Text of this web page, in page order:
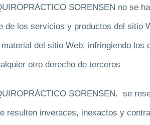
SORENSEN no se
de los servicios y productos del sitio
del sitio Web, infringiendo los
otro derecho de terceros
SORENSEN. se
resulten inveraces, inexactos y